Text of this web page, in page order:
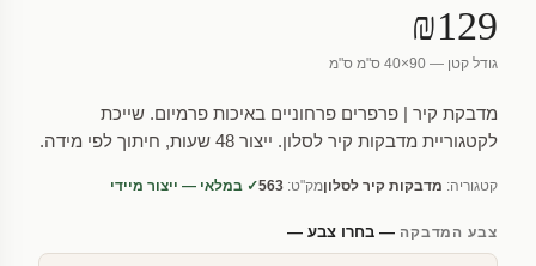
₪129
גודל קטן — 90×40 ס"מ ס"מ
מדבקת קיר | פרפרים פרחוניים באיכות פרמיום. שייכת
לקטגוריית מדבקות קיר לסלון. ייצור 48 שעות, חיתוך לפי מידה.
קטגוריה: מדבקות קיר לסלוןמק"ט: 563✓ במלאי — ייצור מיידי
צבע המדבקה— בחרו צבע —